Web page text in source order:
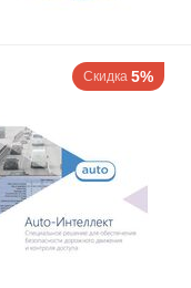
Скидка 5%